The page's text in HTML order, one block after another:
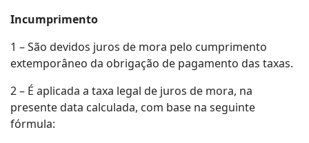
Incumprimento
1 – São devidos juros de mora pelo cumprimento
extemporâneo da obrigação de pagamento das taxas.
2 – É aplicada a taxa legal de juros de mora, na
presente data calculada, com base na seguinte
fórmula: